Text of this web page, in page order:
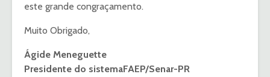
este grande congraçamento.
Muito Obrigado,
Ágide Meneguette
Presidente do sistemaFAEP/Senar-PR